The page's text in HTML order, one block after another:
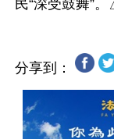
分享到：